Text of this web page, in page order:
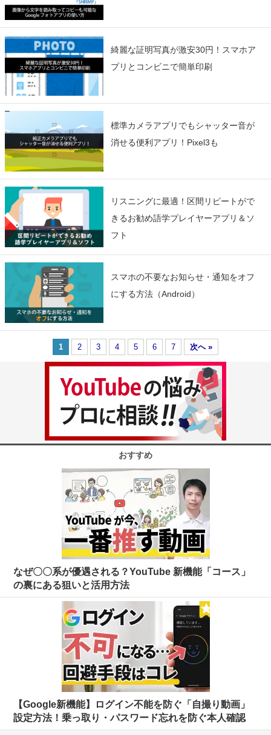
綺麗な証明写真が激安30円！スマホア
プリとコンビニで簡単印刷
標準カメラアプリでもシャッター音が
消せる便利アプリ！Pixel3も
リスニングに最適！区間リピートがで
きるお勧め語学プレイヤーアプリ＆ソ
フト
スマホの不要なお知らせ・通知をオフ
にする方法（Android）
1 2 3 4 5 6 7 次へ »
おすすめ
なぜ〇〇系が優遇される？YouTube 新機能「コース」
の裏にある狙いと活用方法
【Google新機能】ログイン不能を防ぐ「自撮り動画」
設定方法！乗っ取り・パスワード忘れを防ぐ本人確認